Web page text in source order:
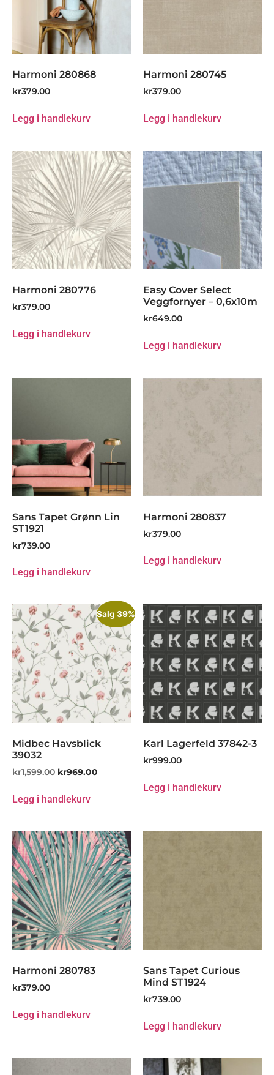
Harmoni 280868
kr379.00
Legg i handlekurv
Harmoni 280745
kr379.00
Legg i handlekurv
Harmoni 280776
kr379.00
Legg i handlekurv
Easy Cover Select
Veggfornyer – 0,6x10m
kr649.00
Legg i handlekurv
Sans Tapet Grønn Lin
ST1921
kr739.00
Legg i handlekurv
Harmoni 280837
kr379.00
Legg i handlekurv
Salg 39%
Midbec Havsblick
39032
kr1,599.00 kr969.00
Legg i handlekurv
Karl Lagerfeld 37842-3
kr999.00
Legg i handlekurv
Harmoni 280783
kr379.00
Legg i handlekurv
Sans Tapet Curious
Mind ST1924
kr739.00
Legg i handlekurv